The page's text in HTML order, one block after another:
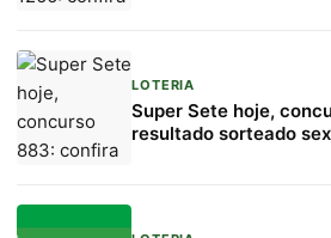
LOTERIA
Super Sete hoje,
resultado sorteado